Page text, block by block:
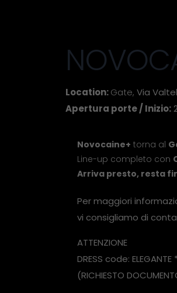
Location:Gate, Via
Apertura porte / Inizio:
Novocaine+ torna al
Line-up completo con
Arriva presto, resta
Per maggiori
vi consigliamo di
ATTENZIONE
DRESS code: ELEGANTE
(RICHIESTO